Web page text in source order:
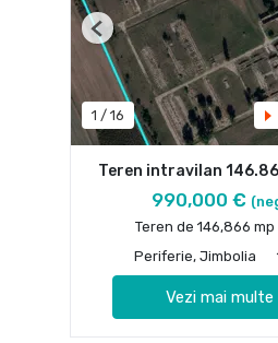
1 / 16
Previous
Teren intravilan
990,000 €
Teren de 146,866
Periferie, Jimbolia
Vezi mai